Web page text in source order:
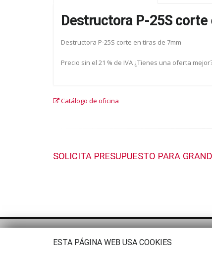
Destructora P-25S
Destructora P-25S corte en tiras de 7mm
Precio sin el 21 % de IVA ¿Tienes una oferta
Catálogo de oficina
SOLICITA PRESUPUESTO PARA
ESTA PÁGINA WEB USA COOKIES